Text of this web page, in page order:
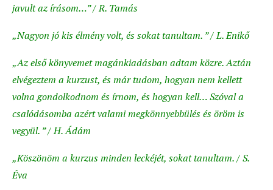
javult az írásom…” / R. Tamás
„Nagyon jó kis élmény volt, és sokat tanultam. ” / L. Enikő
„Az első könyvemet magánkiadásban adtam közre. Aztán
elvégeztem a kurzust, és már tudom, hogyan nem kellett
volna gondolkodnom és írnom, és hogyan kell… Szóval a
csalódásomba azért valami megkönnyebbülés és öröm is
vegyül. ” / H. Ádám
„Köszönöm a kurzus minden leckéjét, sokat tanultam. / S.
Éva